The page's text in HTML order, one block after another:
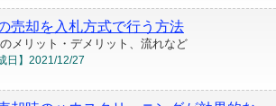
売却を入札方式で行う方法
メリット・デメリット、流れなど
日】 2021/12/27